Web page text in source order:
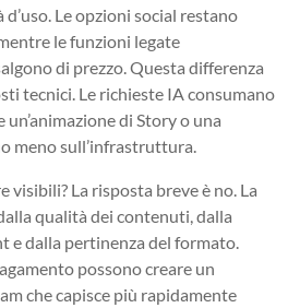
Le opzioni social restano
le funzioni legate
di prezzo. Questa differenza
tecnici. Le richieste IA consumano
di Story o una
meno sull’infrastruttura.
visibili? La risposta breve è no. La
qualità dei contenuti, dalla
e dalla pertinenza del formato.
possono creare un
che capisce più rapidamente